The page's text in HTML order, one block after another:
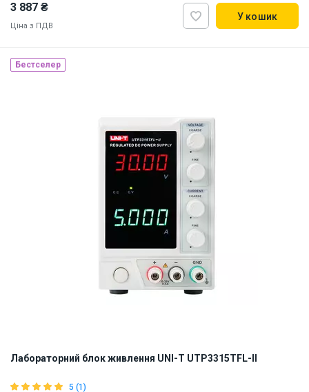
3 887 ₴
Ціна з ПДВ
У кошик
Наявність на складі:
Бестселер
Лабораторний блок живлення UNI-T UTP3315TFL-II
5 (1)